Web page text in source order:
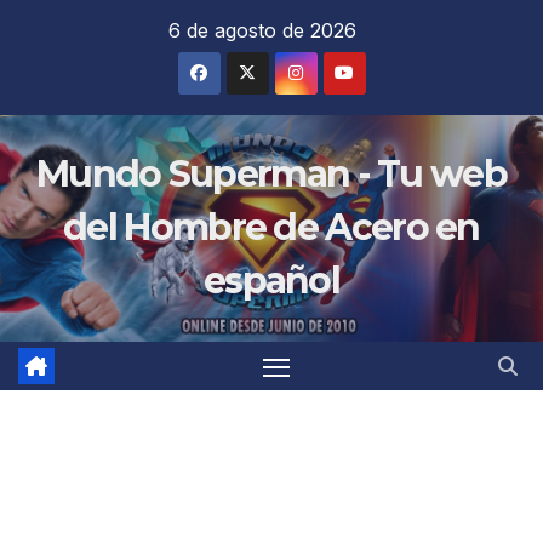
6 de agosto de 2026
Mundo Superman - Tu web
del Hombre de Acero en
español